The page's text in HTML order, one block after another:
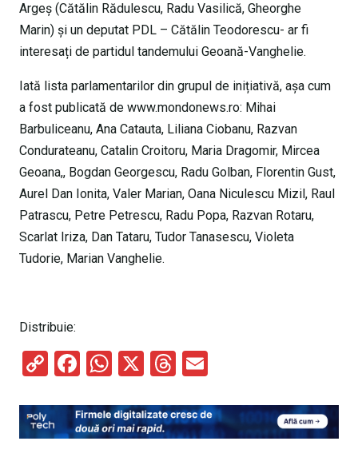
Argeș (Cătălin Rădulescu, Radu Vasilică, Gheorghe
Marin) și un deputat PDL – Cătălin Teodorescu- ar fi
interesați de partidul tandemului Geoană-Vanghelie.
Iată lista parlamentarilor din grupul de inițiativă, așa cum
a fost publicată de www.mondonews.ro: Mihai
Barbuliceanu, Ana Catauta, Liliana Ciobanu, Razvan
Condurateanu, Catalin Croitoru, Maria Dragomir, Mircea
Geoana,, Bogdan Georgescu, Radu Golban, Florentin Gust,
Aurel Dan Ionita, Valer Marian, Oana Niculescu Mizil, Raul
Patrascu, Petre Petrescu, Radu Popa, Razvan Rotaru,
Scarlat Iriza, Dan Tataru, Tudor Tanasescu, Violeta
Tudorie, Marian Vanghelie.
Distribuie:
C
py
Li
F
ce
b
W
at
s
X
T
e
a
ail